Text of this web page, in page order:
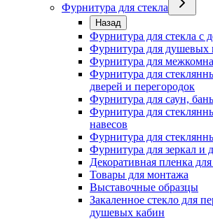
Фурнитура для стекла
Назад
Фурнитура для стекла с
Фурнитура для душевых
Фурнитура для
Фурнитура для
дверей и перегородок
Фурнитура для саун,
Фурнитура для
навесов
Фурнитура для
Фурнитура для зеркал и
Декоративная пленка для
Товары для монтажа
Выставочные образцы
Закаленное стекло для
душевых кабин